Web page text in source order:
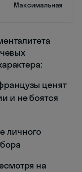
Максимальная
ценят
и не боятся
личного
на